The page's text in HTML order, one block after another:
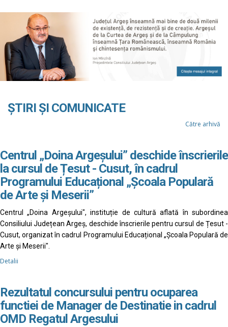
ȘTIRI ȘI COMUNICATE
Către arhivă
Centrul „Doina Argeșului” deschide înscrierile
la cursul de Țesut - Cusut, în cadrul
Programului Educațional „Școala Populară
de Arte și Meserii”
Centrul „Doina Argeșului", instituție de cultură aflată în subordinea
Consiliului Județean Argeș, deschide înscrierile pentru cursul de Țesut -
Cusut, organizat în cadrul Programului Educațional „Școala Populară de
Arte și Meserii".
Detalii
Rezultatul concursului pentru ocuparea
functiei de Manager de Destinatie in cadrul
OMD Regatul Argesului